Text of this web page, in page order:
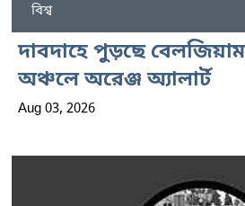
বিশ্ব
দাবদাহে পুড়ছে
অঞ্চলে অরেঞ্জ অ্যালার্ট
Aug 03, 2026